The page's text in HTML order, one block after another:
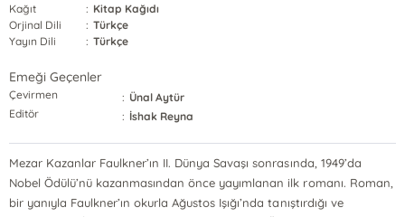
Kağıt
: Kitap Kağıdı
Orjinal Dili
: Türkçe
Yayın Dili
: Türkçe
Emeği Geçenler
Çevirmen : Ünal Aytür
Editör
: İshak Reyna
Mezar Kazanlar Faulkner’ın II. Dünya Savaşı sonrasında, 1949’da
Nobel Ödülü’nü kazanmasından önce yayımlanan ilk romanı. Roman,
bir yanıyla Faulkner’ın okurla Ağustos Işığı’nda tanıştırdığı ve